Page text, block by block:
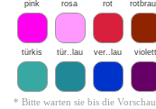
pink rosa rot
türkis tür..lau ver..lau violett
* Bitte warten sie bis die